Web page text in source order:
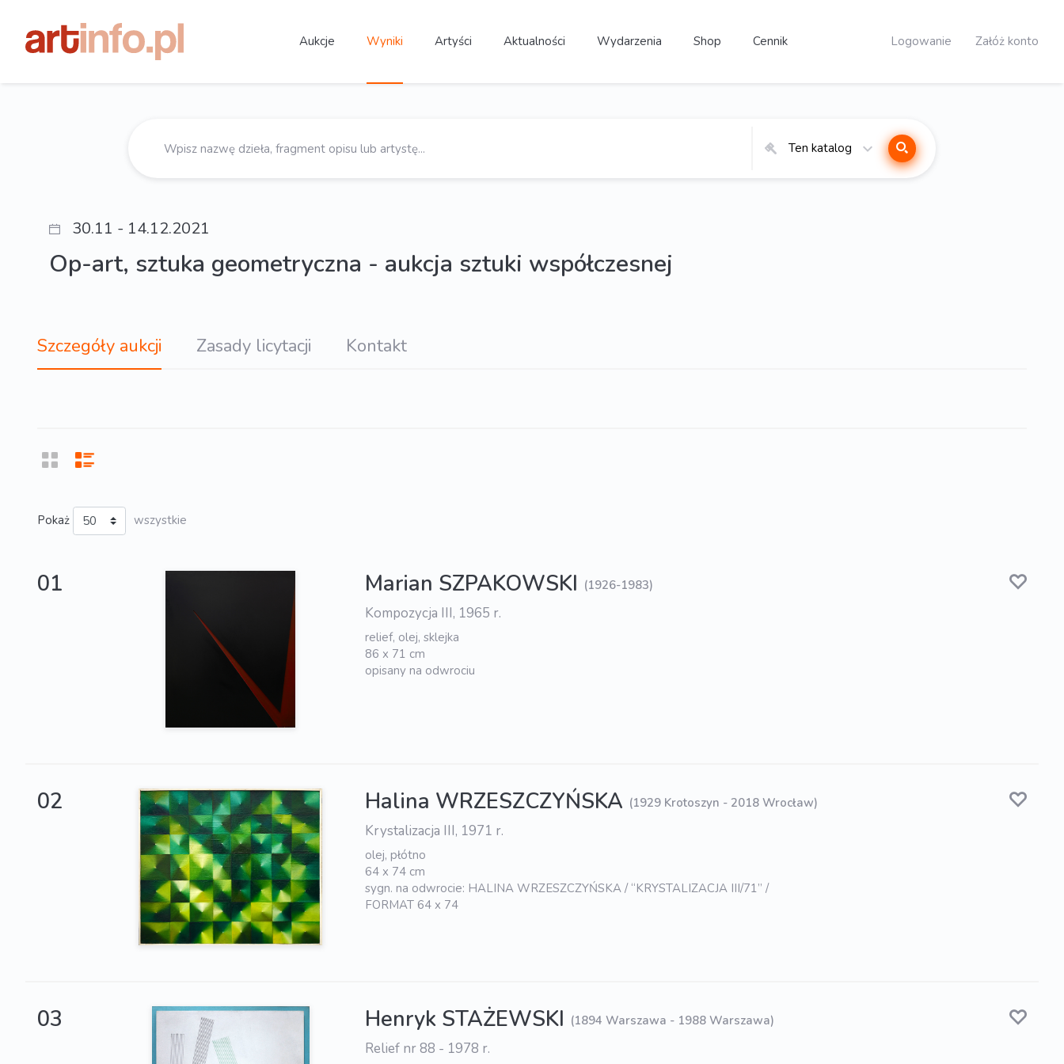
Aukcje Wyniki Artyści Aktualności Wydarzenia Shop Cennik Logowanie Załóż konto
Ten katalog
30.11 - 14.12.2021
Op-art, sztuka geometryczna - aukcja sztuki współczesnej
Szczegóły aukcji Zasady licytacji Kontakt
Pokaż wszystkie
01 Marian SZPAKOWSKI (1926-1983)
Kompozycja III, 1965 r.
relief, olej, sklejka
86 x 71 cm
opisany na odwrociu
02 Halina WRZESZCZYŃSKA (1929 Krotoszyn - 2018 Wrocław)
Krystalizacja III, 1971 r.
olej, płótno
64 x 74 cm
sygn. na odwrocie: HALINA WRZESZCZYŃSKA / “KRYSTALIZACJA III/71” /
FORMAT 64 x 74
03 Henryk STAŻEWSKI (1894 Warszawa - 1988 Warszawa)
Relief nr 88 - 1978 r.